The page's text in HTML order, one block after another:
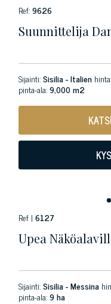
Ref:9626
Suunnittelija
Sijainti:Sisilia - Italien hinta:
pinta-ala:9,000 m2
Ref | 6127
Upea
Sijainti:Sisilia - Messina
pinta-ala:9 ha